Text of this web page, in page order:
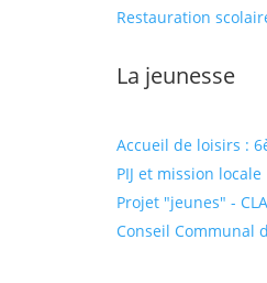
Restauration
La jeunesse
Accueil de loisirs :
PIJ et mission locale
Projet "jeunes" -
Conseil Communal